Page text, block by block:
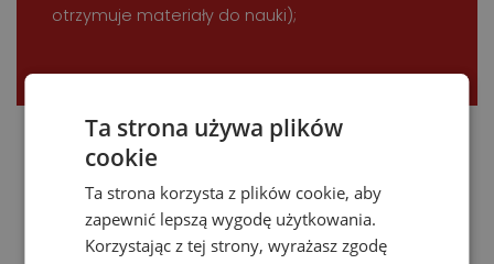
otrzymuje materiały do nauki);
Ta strona używa plików
cookie
Ta strona korzysta z plików cookie, aby
zapewnić lepszą wygodę użytkowania.
Korzystając z tej strony, wyrażasz zgodę